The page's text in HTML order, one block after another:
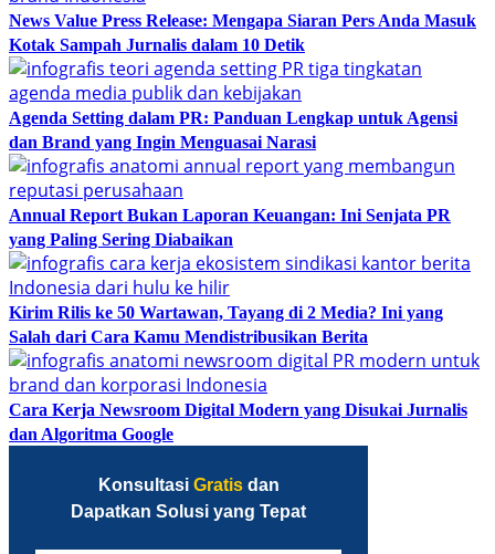
News Value Press Release: Mengapa Siaran Pers Anda Masuk
Kotak Sampah Jurnalis dalam 10 Detik
Agenda Setting dalam PR: Panduan Lengkap untuk Agensi
dan Brand yang Ingin Menguasai Narasi
Annual Report Bukan Laporan Keuangan: Ini Senjata PR
yang Paling Sering Diabaikan
Kirim Rilis ke 50 Wartawan, Tayang di 2 Media? Ini yang
Salah dari Cara Kamu Mendistribusikan Berita
Cara Kerja Newsroom Digital Modern yang Disukai Jurnalis
dan Algoritma Google
Konsultasi Gratisdan
Dapatkan Solusi yang Tepat